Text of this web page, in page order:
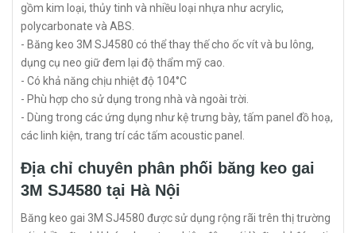
gồm kim loại, thủy tinh và nhiều loại nhựa như acrylic,
polycarbonate và ABS.
- Băng keo 3M SJ4580 có thể thay thế cho ốc vít và bu lông,
dụng cụ neo giữ đem lại độ thẩm mỹ cao.
- Có khả năng chịu nhiệt độ 104°C
- Phù hợp cho sử dụng trong nhà và ngoài trời.
- Dùng trong các ứng dụng như kệ trưng bày, tấm panel đồ hoạ,
các linh kiện, trang trí các tấm acoustic panel.
Địa chỉ chuyên phân phối băng keo gai
3M SJ4580 tại Hà Nội
Băng keo gai 3M SJ4580 được sử dụng rộng rãi trên thị trường